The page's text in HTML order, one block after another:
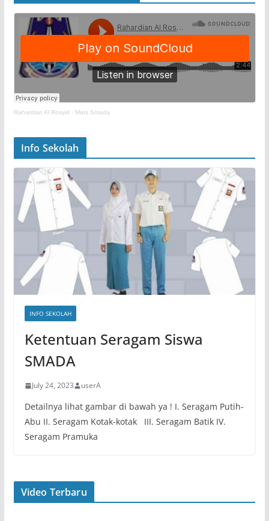
Rahardian Al Rosyid · Mars Smada
Info Sekolah
INFO SEKOLAH
Ketentuan Seragam Siswa
SMADA
July 24, 2023 userA
Detailnya lihat gambar di bawah ya ! I. Seragam Putih-
Abu II. Seragam Kotak-kotak III. Seragam Batik IV.
Seragam Pramuka
Video Terbaru